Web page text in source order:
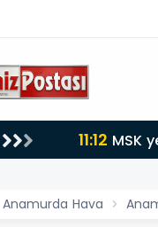
11:12 MSK
Anamurda Hava